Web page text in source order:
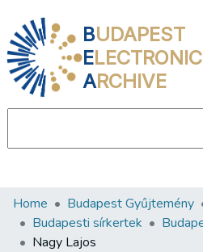
BUDAPEST
ELECTRONIC
ARCHIVE
Communities & Collections
All of DSpace
Home Budapest Gyűjtemény
Budapesti sírkertek
Nagy Lajos